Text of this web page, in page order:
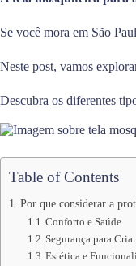
Se você mora em São
Neste post, vamos
Descubra os diferentes
Table of Contents
Por que considerar a
Conforto e Saúde
Segurança para
Estética e